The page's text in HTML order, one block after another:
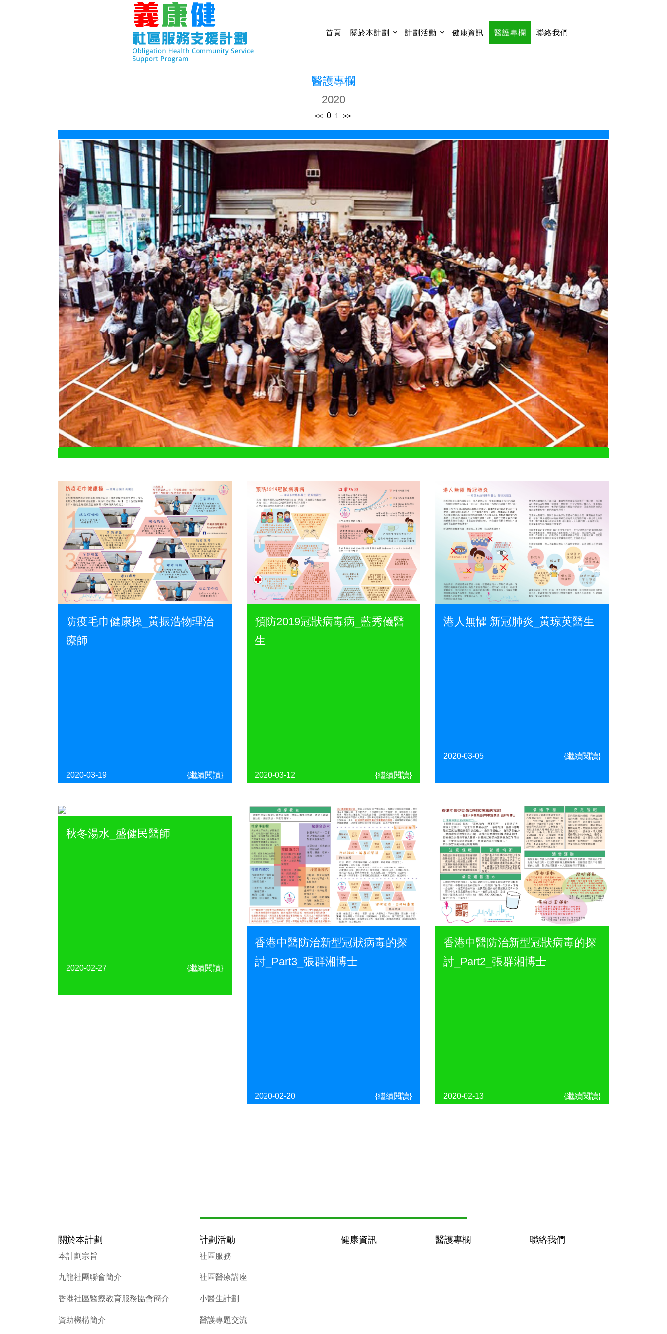
首頁 關於本計劃 計劃活動 健康資訊 醫護專欄 聯絡我們
醫護專欄
2020
<< 0 1 >>
防疫毛巾健康操_黃振浩物理治
療師
2020-03-19 {繼續閱讀}
預防2019冠狀病毒病_藍秀儀醫
生
2020-03-12 {繼續閱讀}
港人無懼 新冠肺炎_黃琼英醫生
2020-03-05 {繼續閱讀}
秋冬湯水_盛健民醫師
2020-02-27 {繼續閱讀}
香港中醫防治新型冠狀病毒的探
討_Part3_張群湘博士
2020-02-20 {繼續閱讀}
香港中醫防治新型冠狀病毒的探
討_Part2_張群湘博士
2020-02-13 {繼續閱讀}
關於本計劃
本計劃宗旨
九龍社團聯會簡介
香港社區醫療教育服務協會簡介
資助機構簡介
計劃活動
社區服務
社區醫療講座
小醫生計劃
醫護專題交流
健康資訊 醫護專欄 聯絡我們